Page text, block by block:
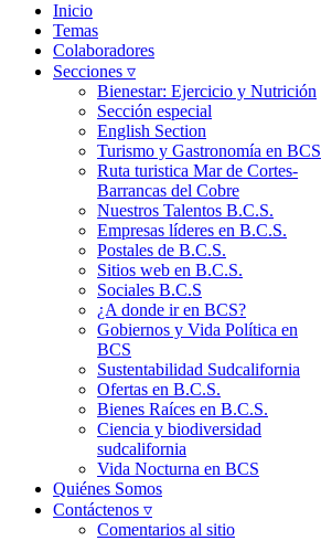
Inicio
Temas
Colaboradores
Secciones ▿
Bienestar: Ejercicio y Nutrición
Sección especial
English Section
Turismo y Gastronomía en BCS
Ruta turistica Mar de Cortes-
Barrancas del Cobre
Nuestros Talentos B.C.S.
Empresas líderes en B.C.S.
Postales de B.C.S.
Sitios web en B.C.S.
Sociales B.C.S
¿A donde ir en BCS?
Gobiernos y Vida Política en
BCS
Sustentabilidad Sudcalifornia
Ofertas en B.C.S.
Bienes Raíces en B.C.S.
Ciencia y biodiversidad
sudcalifornia
Vida Nocturna en BCS
Quiénes Somos
Contáctenos ▿
Comentarios al sitio